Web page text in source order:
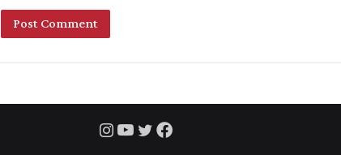
Facebook
Twitter
YouTube